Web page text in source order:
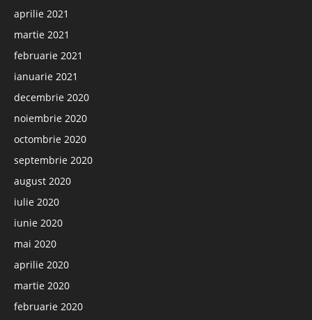
aprilie 2021
martie 2021
februarie 2021
ianuarie 2021
decembrie 2020
noiembrie 2020
octombrie 2020
septembrie 2020
august 2020
iulie 2020
iunie 2020
mai 2020
aprilie 2020
martie 2020
februarie 2020